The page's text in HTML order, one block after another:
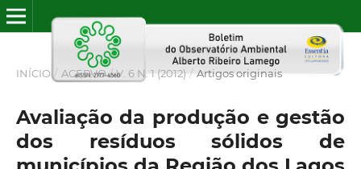
INÍCIO / ACERVO / V. 6 N. 1 (2012) / Artigos originais
Avaliação da produção e gestão
dos resíduos sólidos de